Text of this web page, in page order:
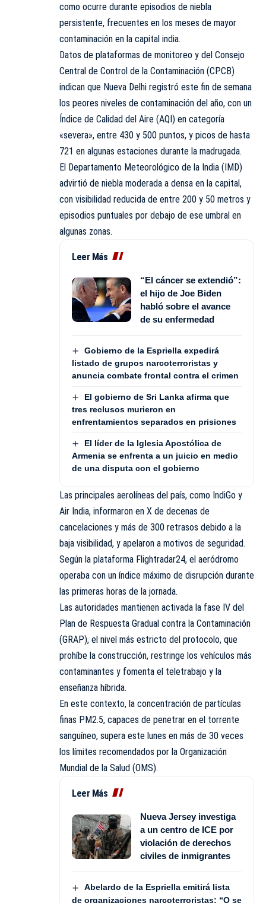
como ocurre durante episodios de niebla
persistente, frecuentes en los meses de mayor
contaminación en la capital india.
Datos de plataformas de monitoreo y del Consejo
Central de Control de la Contaminación (CPCB)
indican que Nueva Delhi registró este fin de semana
los peores niveles de contaminación del año, con un
Índice de Calidad del Aire (AQI) en categoría
«severa», entre 430 y 500 puntos, y picos de hasta
721 en algunas estaciones durante la madrugada.
El Departamento Meteorológico de la India (IMD)
advirtió de niebla moderada a densa en la capital,
con visibilidad reducida de entre 200 y 50 metros y
episodios puntuales por debajo de ese umbral en
algunas zonas.
Leer Más
“El cáncer se extendió”:
el hijo de Joe Biden
habló sobre el avance
de su enfermedad
Gobierno de la Espriella expedirá
listado de grupos narcoterroristas y
anuncia combate frontal contra el crimen
El gobierno de Sri Lanka afirma que
tres reclusos murieron en
enfrentamientos separados en prisiones
El líder de la Iglesia Apostólica de
Armenia se enfrenta a un juicio en medio
de una disputa con el gobierno
Las principales aerolíneas del país, como IndiGo y
Air India, informaron en X de decenas de
cancelaciones y más de 300 retrasos debido a la
baja visibilidad, y apelaron a motivos de seguridad.
Según la plataforma Flightradar24, el aeródromo
operaba con un índice máximo de disrupción durante
las primeras horas de la jornada.
Las autoridades mantienen activada la fase IV del
Plan de Respuesta Gradual contra la Contaminación
(GRAP), el nivel más estricto del protocolo, que
prohíbe la construcción, restringe los vehículos más
contaminantes y fomenta el teletrabajo y la
enseñanza híbrida.
En este contexto, la concentración de partículas
finas PM2.5, capaces de penetrar en el torrente
sanguíneo, supera este lunes en más de 30 veces
los límites recomendados por la Organización
Mundial de la Salud (OMS).
Leer Más
Nueva Jersey investiga
a un centro de ICE por
violación de derechos
civiles de inmigrantes
Abelardo de la Espriella emitirá lista
de organizaciones narcoterroristas: “O se